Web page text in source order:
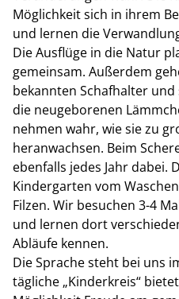
Möglichkeit sich in ihrem
und lernen die
Die Ausflüge in die Natur
gemeinsam. Außerdem
bekannten Schafhalter
die neugeborenen
nehmen wahr, wie sie zu
heranwachsen. Beim
ebenfalls jedes Jahr dabei.
Kindergarten vom
Filzen. Wir besuchen 3-4
und lernen dort
Abläufe kennen.
Die Sprache steht bei uns
tägliche „Kinderkreis“